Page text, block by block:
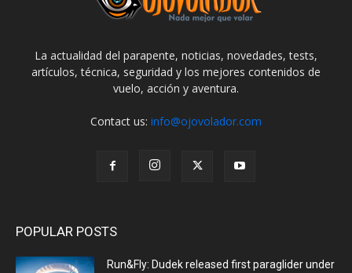
La actualidad del parapente, noticias, novedades, tests,
artículos, técnica, seguridad y los mejores contenidos de
vuelo, acción y aventura.
Contact us: info@ojovolador.com
POPULAR POSTS
Run&Fly: Dudek released first paraglider under